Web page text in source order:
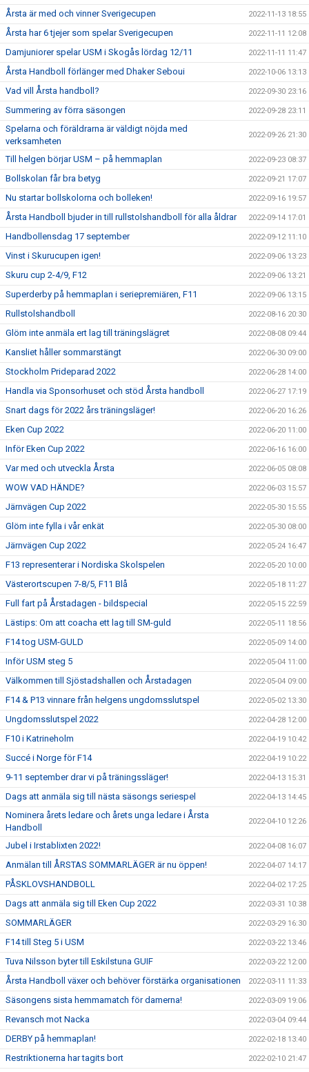
Årsta är med och vinner Sverigecupen 2022-11-13 18:55
Årsta har 6 tjejer som spelar Sverigecupen 2022-11-11 12:08
Damjuniorer spelar USM i Skogås lördag 12/11 2022-11-11 11:47
Årsta Handboll förlänger med Dhaker Seboui 2022-10-06 13:13
Vad vill Årsta handboll? 2022-09-30 23:16
Summering av förra säsongen 2022-09-28 23:11
Spelarna och föräldrarna är väldigt nöjda med
verksamheten
2022-09-26 21:30
Till helgen börjar USM – på hemmaplan 2022-09-23 08:37
Bollskolan får bra betyg 2022-09-21 17:07
Nu startar bollskolorna och bolleken! 2022-09-16 19:57
Årsta Handboll bjuder in till rullstolshandboll för alla åldrar 2022-09-14 17:01
Handbollensdag 17 september 2022-09-12 11:10
Vinst i Skurucupen igen! 2022-09-06 13:23
Skuru cup 2-4/9, F12 2022-09-06 13:21
Superderby på hemmaplan i seriepremiären, F11 2022-09-06 13:15
Rullstolshandboll 2022-08-16 20:30
Glöm inte anmäla ert lag till träningslägret 2022-08-08 09:44
Kansliet håller sommarstängt 2022-06-30 09:00
Stockholm Prideparad 2022 2022-06-28 14:00
Handla via Sponsorhuset och stöd Årsta handboll 2022-06-27 17:19
Snart dags för 2022 års träningsläger! 2022-06-20 16:26
Eken Cup 2022 2022-06-20 11:00
Inför Eken Cup 2022 2022-06-16 16:00
Var med och utveckla Årsta 2022-06-05 08:08
WOW VAD HÄNDE? 2022-06-03 15:57
Järnvägen Cup 2022 2022-05-30 15:55
Glöm inte fylla i vår enkät 2022-05-30 08:00
Järnvägen Cup 2022 2022-05-24 16:47
F13 representerar i Nordiska Skolspelen 2022-05-20 10:00
Västerortscupen 7-8/5, F11 Blå 2022-05-18 11:27
Full fart på Årstadagen - bildspecial 2022-05-15 22:59
Lästips: Om att coacha ett lag till SM-guld 2022-05-11 18:56
F14 tog USM-GULD 2022-05-09 14:00
Inför USM steg 5 2022-05-04 11:00
Välkommen till Sjöstadshallen och Årstadagen 2022-05-04 09:00
F14 & P13 vinnare från helgens ungdomsslutspel 2022-05-02 13:30
Ungdomsslutspel 2022 2022-04-28 12:00
F10 i Katrineholm 2022-04-19 10:42
Succé i Norge för F14 2022-04-19 10:22
9-11 september drar vi på träningssläger! 2022-04-13 15:31
Dags att anmäla sig till nästa säsongs seriespel 2022-04-13 14:45
Nominera årets ledare och årets unga ledare i Årsta
Handboll
2022-04-10 12:26
Jubel i Irstablixten 2022! 2022-04-08 16:07
Anmälan till ÅRSTAS SOMMARLÄGER är nu öppen! 2022-04-07 14:17
PÅSKLOVSHANDBOLL 2022-04-02 17:25
Dags att anmäla sig till Eken Cup 2022 2022-03-31 10:38
SOMMARLÄGER 2022-03-29 16:30
F14 till Steg 5 i USM 2022-03-22 13:46
Tuva Nilsson byter till Eskilstuna GUIF 2022-03-22 12:00
Årsta Handboll växer och behöver förstärka organisationen 2022-03-11 11:33
Säsongens sista hemmamatch för damerna! 2022-03-09 19:06
Revansch mot Nacka 2022-03-04 09:44
DERBY på hemmaplan! 2022-02-18 13:40
Restriktionerna har tagits bort 2022-02-10 21:47